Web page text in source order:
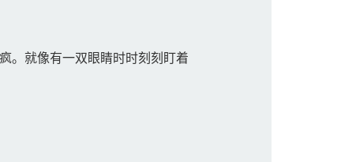
。就像有一双眼睛时时刻刻盯着